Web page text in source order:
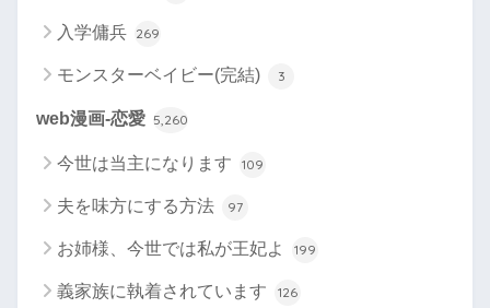
入学傭兵 269
モンスターベイビー(完結) 3
web漫画-恋愛 5,260
今世は当主になります 109
夫を味方にする方法 97
お姉様、今世では私が王妃よ 199
義家族に執着されています 126